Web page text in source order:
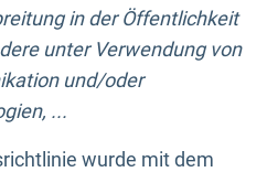
in der Öffentlichkeit
unter Verwendung von
und/oder
...
wurde mit dem